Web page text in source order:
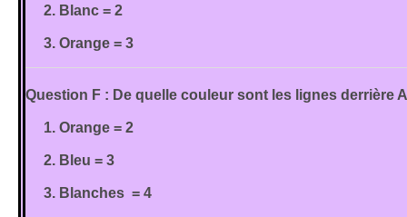
2. Blanc = 2
3. Orange = 3
Question F : De quelle couleur sont les lignes derrière
1. Orange = 2
2. Bleu = 3
3. Blanches = 4